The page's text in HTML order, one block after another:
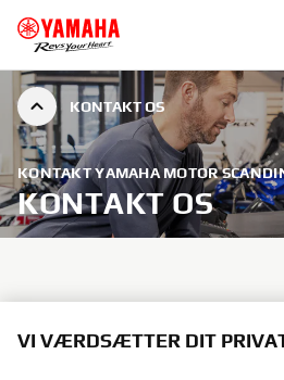
KONTAKT OS
KONTAKT YAMAHA MOTOR
KONTAKT OS
VI VÆRDSÆTTER DIT